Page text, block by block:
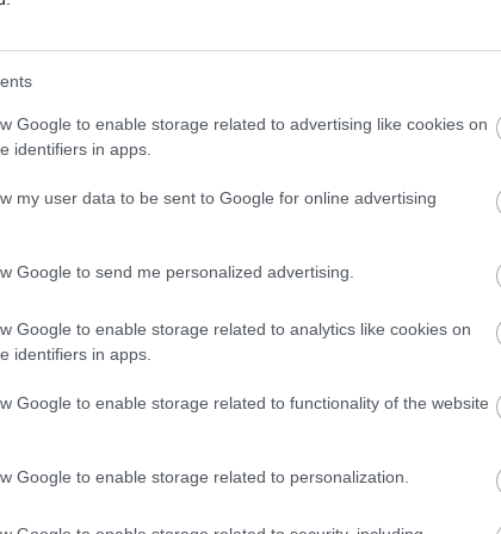
Google to enable storage related to advertising like cookies on
identifiers in apps.
my user data to be sent to Google for online advertising
Google to send me personalized advertising.
Google to enable storage related to analytics like cookies on
identifiers in apps.
Google to enable storage related to functionality of the website
Google to enable storage related to personalization.
programot indít